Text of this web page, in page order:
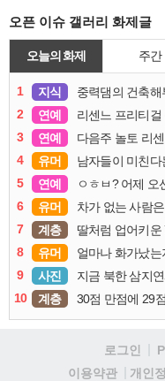
오픈 이슈 갤러리 화제글
오늘의 화제 주간
1 지식 중력댐의 건축해
2
연예 리센느 프리티걸
3
연예 다음주 놀토 리
4
유머 남자들이 미친
5
연예 ㅇㅎㅂ? 어제 오
6
유머 차가 없는 사람
7
계층 딸처럼 업어키
8
유머 얼마나 화가났
9
사진 지금 북한 삼지
10
계층 30점 만점에 29
로그인
이용약관
개인